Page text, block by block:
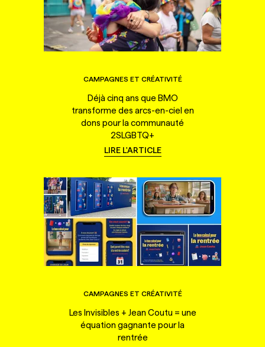
CAMPAGNES ET CRÉATIVITÉ
Déjà cinq ans que BMO
transforme des arcs-en-ciel en
dons pour la communauté
2SLGBTQ+
LIRE L'ARTICLE
CAMPAGNES ET CRÉATIVITÉ
Les Invisibles + Jean Coutu = une
équation gagnante pour la
rentrée